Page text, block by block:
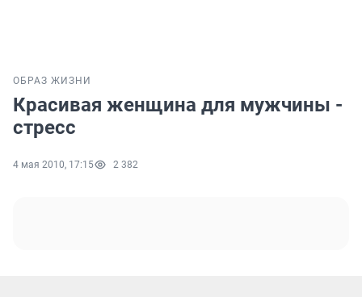
ОБРАЗ ЖИЗНИ
Красивая женщина для мужчины -
стресс
4 мая 2010, 17:15 2 382